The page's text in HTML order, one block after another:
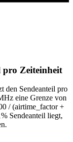
pro Zeiteinheit
den Sendeanteil pro
eine Grenze von
/ (airtime_factor +
Sendeanteil liegt,